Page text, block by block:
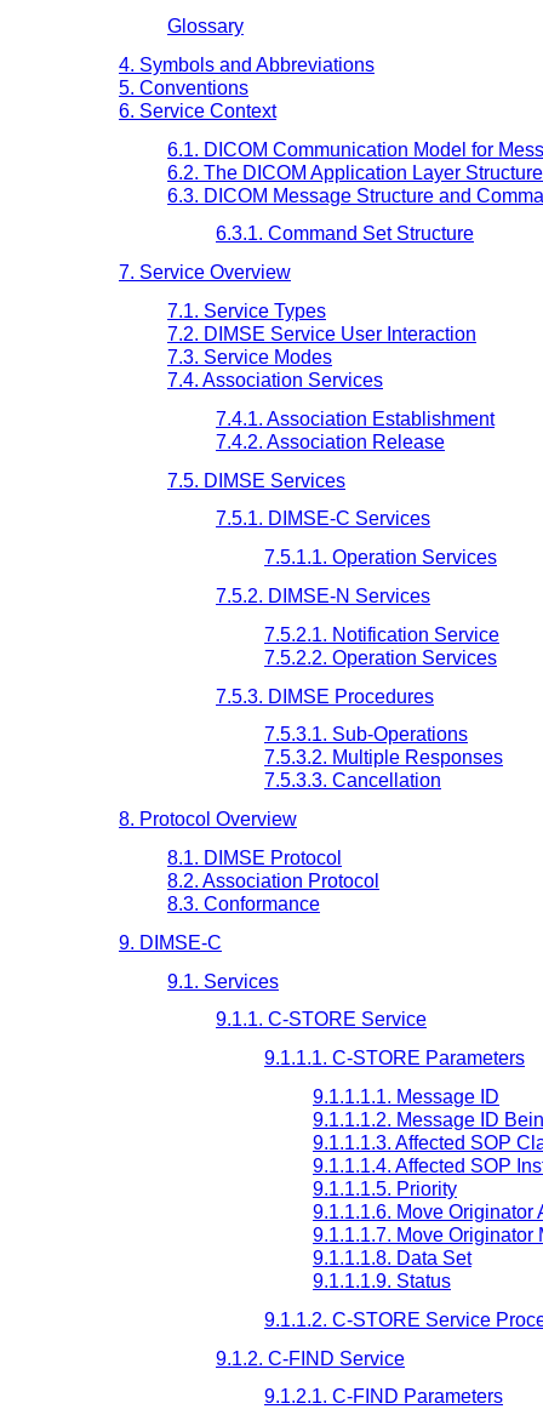
Glossary
4. Symbols and Abbreviations
5. Conventions
6. Service Context
6.1. DICOM Communication Model for
6.2. The DICOM Application Layer Structure
6.3. DICOM Message Structure and
6.3.1. Command Set Structure
7. Service Overview
7.1. Service Types
7.2. DIMSE Service User Interaction
7.3. Service Modes
7.4. Association Services
7.4.1. Association Establishment
7.4.2. Association Release
7.5. DIMSE Services
7.5.1. DIMSE-C Services
7.5.1.1. Operation Services
7.5.2. DIMSE-N Services
7.5.2.1. Notification Service
7.5.2.2. Operation Services
7.5.3. DIMSE Procedures
7.5.3.1. Sub-Operations
7.5.3.2. Multiple Responses
7.5.3.3. Cancellation
8. Protocol Overview
8.1. DIMSE Protocol
8.2. Association Protocol
8.3. Conformance
9. DIMSE-C
9.1. Services
9.1.1. C-STORE Service
9.1.1.1. C-STORE Parameters
9.1.1.1.1. Message ID
9.1.1.1.2. Message ID
9.1.1.1.3. Affected SOP
9.1.1.1.4. Affected SOP
9.1.1.1.5. Priority
9.1.1.1.6. Move Originator
9.1.1.1.7. Move Originator
9.1.1.1.8. Data Set
9.1.1.1.9. Status
9.1.1.2. C-STORE Service
9.1.2. C-FIND Service
9.1.2.1. C-FIND Parameters